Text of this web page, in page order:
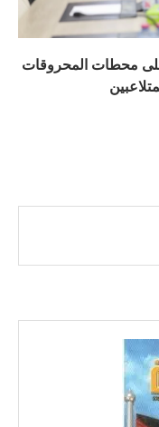
على محطات المحروقات